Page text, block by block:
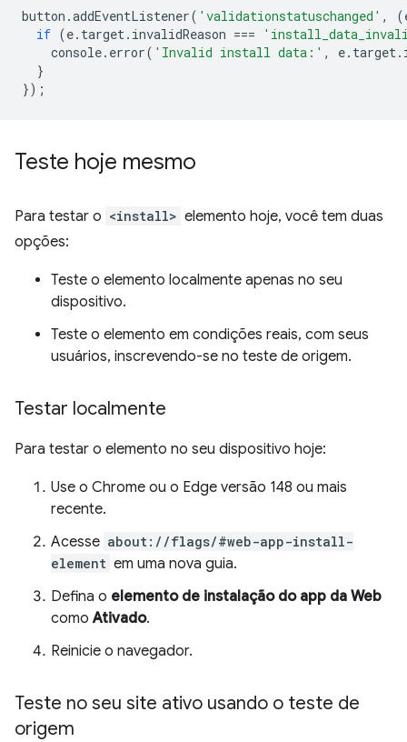
button .addEventListener( 'validationstatuschanged' , (
if (e. target. invalidReason ===
console. error( 'Invalid install data:' , e. target.
}
});
Teste hoje mesmo
Para testar o <install> elemento hoje, você tem duas
opções:
Teste o elemento localmente apenas no seu
dispositivo.
Teste o elemento em condições reais, com seus
usuários, inscrevendo-se no teste de origem.
Testar localmente
Para testar o elemento no seu dispositivo hoje:
Use o Chrome ou o Edge versão 148 ou mais
recente.
Acesse about://flags/#web-app-install-
element em uma nova guia.
Defina o elemento de instalação do app da Web
comoAtivado.
Reinicie o navegador.
Teste no seu site ativo usando o teste de
origem